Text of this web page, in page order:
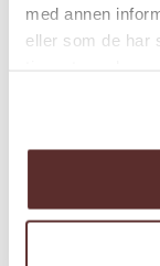
med annen
eller som de har